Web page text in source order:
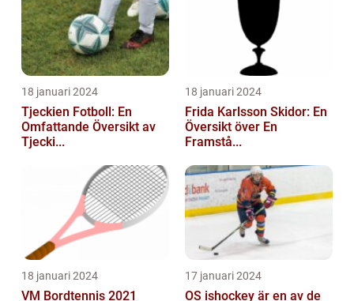
18 januari 2024
Tjeckien Fotboll: En
Omfattande Översikt av
Tjecki...
18 januari 2024
Frida Karlsson Skidor: En
Översikt över En
Framstå...
18 januari 2024
VM Bordtennis 2021
17 januari 2024
OS ishockey är en av de